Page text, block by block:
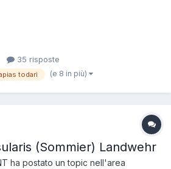
Tassonomia Divisione:
35 risposte
todari (e 8 in più)
(Sommier) Landwehr
ha postato un topic nell'area